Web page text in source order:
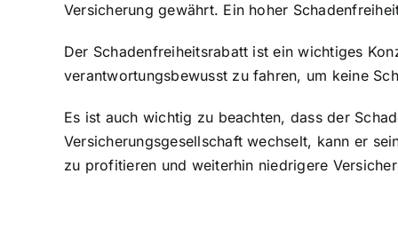
Versicherung gewährt. Ein hoher
Der Schadenfreiheitsrabatt ist ein wichtiges
verantwortungsbewusst zu fahren, um keine
Es ist auch wichtig zu beachten, dass der
Versicherungsgesellschaft wechselt, kann er
zu profitieren und weiterhin niedrigere